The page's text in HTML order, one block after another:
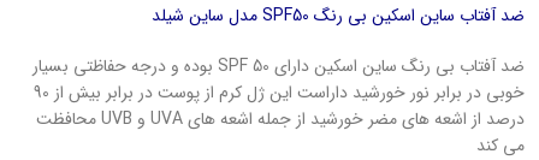
ضد آفتاب ساین اسکین بی رنگ SPF50 مدل ساین شیلد
ضد آفتاب بی رنگ ساین اسکین دارای SPF 50 بوده و درجه حفاظتی بسیار
خوبی در برابر نور خورشید داراست این ژل کرم از پوست در برابر بیش از 90
درصد از اشعه های مضر خورشید از جمله اشعه های UVA و UVB محافظت
می کند